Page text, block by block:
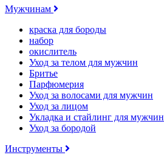
Мужчинам
краска для бороды
набор
окислитель
Уход за телом для мужчин
Бритье
Парфюмерия
Уход за волосами для мужчин
Уход за лицом
Укладка и стайлинг для мужчин
Уход за бородой
Инструменты